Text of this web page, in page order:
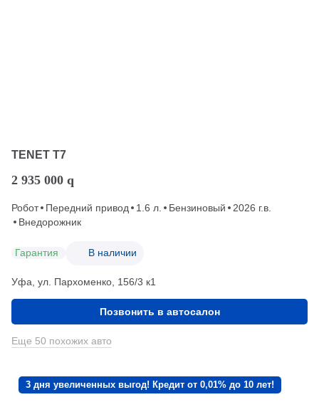
TENET T7
2 935 000 q
Робот Передний привод 1.6 л. Бензиновый
2026 г.в.
Внедорожник
Гарантия В наличии
Уфа, ул. Пархоменко, 156/3 к1
Позвонить в автосалон
Еще 50 похожих авто
3 дня увеличенных выгод! Кредит от 0,01% до 10 лет!